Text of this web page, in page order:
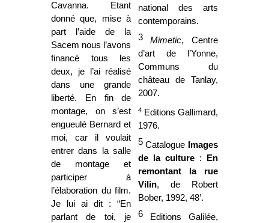
Cavanna. Etant
donné que, mise à
part l’aide de la
Sacem nous l’avons
financé tous les
deux, je l’ai réalisé
dans une grande
liberté. En fin de
montage, on s’est
engueulé Bernard et
moi, car il voulait
entrer dans la salle
de montage et
participer à
l’élaboration du film.
Je lui ai dit : “En
parlant de toi, je
national des arts
contemporains.
3Mimetic, Centre
d’art de l’Yonne,
Communs du
château de Tanlay,
2007.
4 Editions Gallimard,
1976.
5Catalogue
Images
de la culture:
En
remontant la rue
Vilin, de Robert
Bober, 1992, 48’.
6
Editions Galilée,